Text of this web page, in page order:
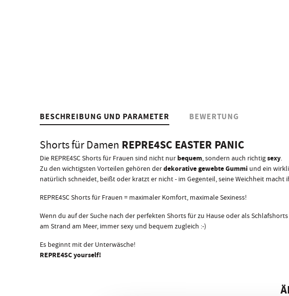
BESCHREIBUNG UND PARAMETER BEWERTUNG
Shorts für Damen REPRE4SC EASTER PANIC
Die REPRE4SC Shorts für Frauen sind nicht nur bequem, sondern auch richtigsexy.
Zu den wichtigsten Vorteilen gehören derdekorative gewebte Gummi und ein
natürlich schneidet, beißt oder kratzt er nicht - im Gegenteil, seine Weichheit macht
REPRE4SC Shorts für Frauen = maximaler Komfort, maximale Sexiness!
Wenn du auf der Suche nach der perfekten Shorts für zu Hause oder als
am Strand am Meer, immer sexy und bequem zugleich :-)
Es beginnt mit der Unterwäsche!
REPRE4SC yourself!